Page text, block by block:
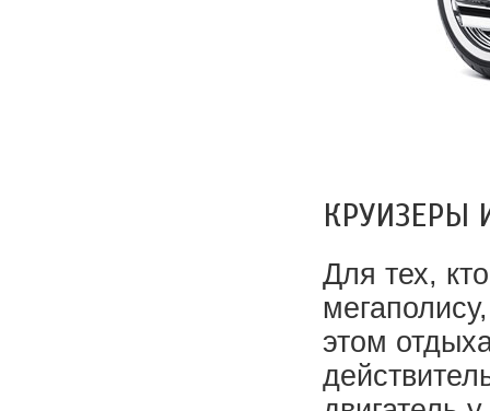
КРУИЗЕРЫ
Для тех,
этом